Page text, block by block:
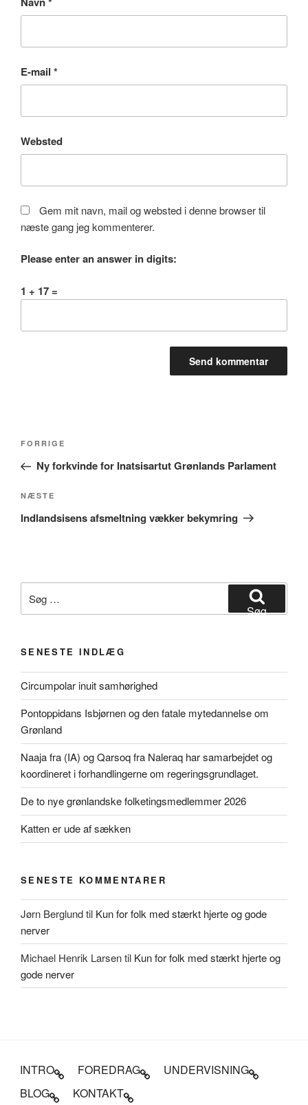
E-mail *
Websted
Gem mit navn, mail og websted i denne browser til
næste gang jeg kommenterer.
Please enter an answer in digits:
1 + 17 =
Forrige
indlæg
FORRIGE
Ny forkvinde for Inatsisartut Grønlands Parlament
Næste
indlæg
NÆSTE
Indlandsisens afsmeltning vækker bekymring
efter:
Søg
SENESTE INDLÆG
Circumpolar inuit samhørighed
Pontoppidans Isbjørnen og den fatale mytedannelse om
Grønland
Naaja fra (IA) og Qarsoq fra Naleraq har samarbejdet og
koordineret i forhandlingerne om regeringsgrundlaget.
De to nye grønlandske folketingsmedlemmer 2026
Katten er ude af sækken
SENESTE KOMMENTARER
Jørn Berglundtil Kun for folk med stærkt hjerte og gode
nerver
Michael Henrik Larsentil Kun for folk med stærkt hjerte og
gode nerver
INTRO FOREDRAG
UNDERVISNING
BLOG
KONTAKT